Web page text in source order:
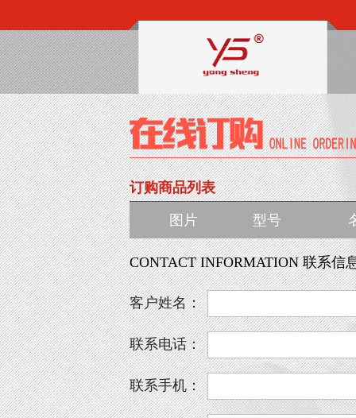
订购商品列表
图片 型号
CONTACT INFORMATION 联系信
客户姓名：
联系电话：
联系手机：